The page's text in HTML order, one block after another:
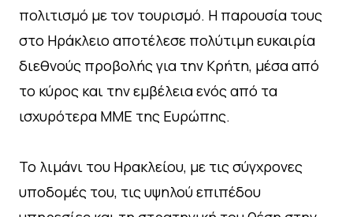
πολιτισμό με τον τουρισμό. Η παρουσία τους
στο Ηράκλειο αποτέλεσε πολύτιμη ευκαιρία
διεθνούς προβολής για την Κρήτη, μέσα από
το κύρος και την εμβέλεια ενός από τα
ισχυρότερα ΜΜΕ της Ευρώπης.
Το λιμάνι του Ηρακλείου, με τις σύγχρονες
υποδομές του, τις υψηλού επιπέδου